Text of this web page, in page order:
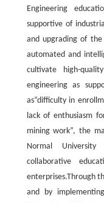
Engineering
supportive of
and upgrading of
automated and
cultivate high-
engineering as
as“difficulty in
lack of enthusiasm
mining work”, the
Normal
collaborative
enterprises.Through
and by